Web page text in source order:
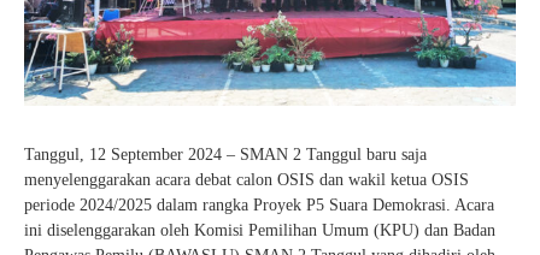
Tanggul, 12 September 2024 – SMAN 2 Tanggul baru saja
menyelenggarakan acara debat calon OSIS dan wakil ketua OSIS
periode 2024/2025 dalam rangka Proyek P5 Suara Demokrasi. Acara
ini diselenggarakan oleh Komisi Pemilihan Umum (KPU) dan Badan